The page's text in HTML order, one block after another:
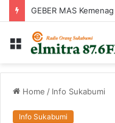
Menu
Home / Info Sukabumi
Info Sukabumi